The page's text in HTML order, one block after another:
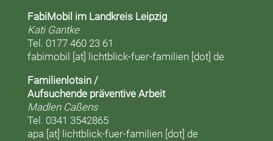
FabiMobil im Landkreis Leipzig
Kati Gantke
Tel. 0177 460 23 61
fabimobil [at] lichtblick-fuer-familien [dot] de
Familienlotsin /
Aufsuchende präventive Arbeit
Madlen Caßens
Tel. 0341 3542865
apa [at] lichtblick-fuer-familien [dot] de